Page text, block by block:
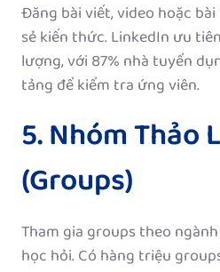
Đăng bài viết, video hoặc
sẻ kiến thức. LinkedIn ưu
lượng, với 87% nhà tuyển
tảng để kiểm tra ứng viên.
5. Nhóm Thảo
(Groups)
Tham gia groups theo
học hỏi. Có hàng triệu